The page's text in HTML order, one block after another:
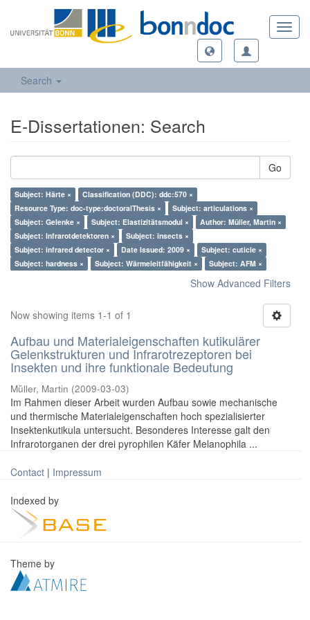
Search
E-Dissertationen: Search
Go
Subject: Härte ×
Classification (DDC): ddc:570 ×
Resource Type: doc-type:doctoralThesis ×
Subject: articulations ×
Subject: Gelenke ×
Subject: Elastizitätsmodul ×
Author: Müller, Martin ×
Subject: Infrarotdetektoren ×
Subject: insects ×
Subject: infrared detector ×
Date Issued: 2009 ×
Subject: cuticle ×
Subject: hardness ×
Subject: Wärmeleitfähigkeit × Subject: AFM ×
Show Advanced Filters
Now showing items 1-1 of 1
Aufbau und Materialeigenschaften kutikulärer
Gelenkstrukturen und Infrarotrezeptoren bei
Insekten und ihre funktionale Bedeutung
Müller, Martin (2009-03-03)
Im Rahmen dieser Arbeit wurden Aufbau sowie mechanische
und thermische Materialeigenschaften hoch spezialisierter
Insektenkutikula untersucht. Besonderes Interesse galt den
Infrarotorganen der drei pyrophilen Käfer Melanophila ...
Contact | Impressum
Indexed by
Theme by